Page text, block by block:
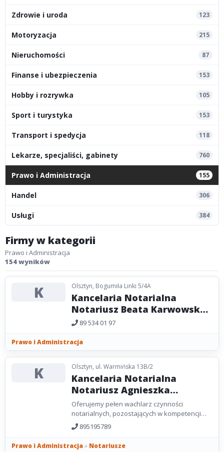
Zdrowie i uroda 123
Motoryzacja 215
Nieruchomości 87
Finanse i ubezpieczenia 153
Hobby i rozrywka 105
Sport i turystyka 153
Transport i spedycja 118
Lekarze, specjaliści, gabinety 760
Prawo i Administracja 155
Handel 306
Usługi 384
Firmy w kategorii
Prawo i Administracja
154 wyników
K Olsztyn, Bogumiła Linki 5/4A
Kancelaria Notarialna
Notariusz Beata Karwowska-
Magierska
89 534 01 97
Prawo i Administracja
K Olsztyn, ul. Warmińska 13B/2
Kancelaria Notarialna
Notariusz Agnieszka
Sabatowska - Wilicka
Oferujemy pełen wachlarz czynności
notarialnych, pozostających w kompetencji
notariusza, zgodnych z Ustawą Prawo o
895195789
Prawo i Administracja» Notariusze